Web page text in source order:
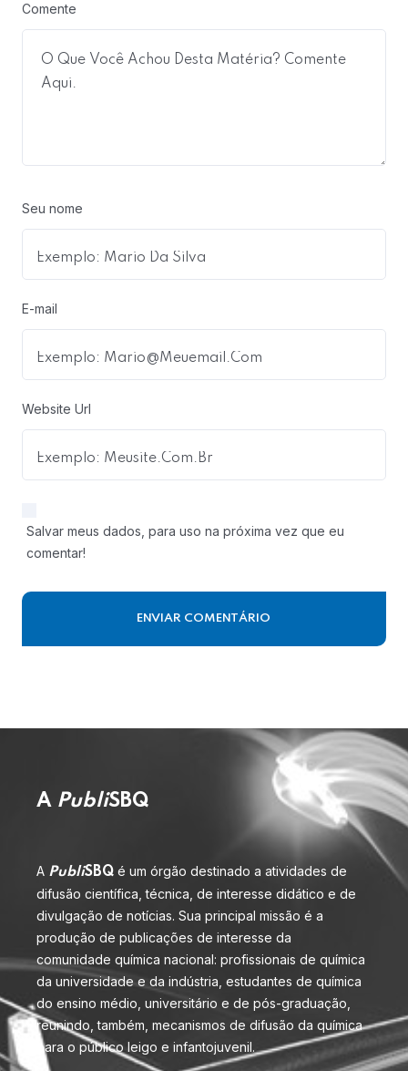
Comente
Seu nome
E-mail
Website Url
Salvar meus dados, para uso na próxima vez que eu
comentar!
A PubliSBQ
A PubliSBQ é um órgão destinado a atividades de
difusão científica, técnica, de interesse didático e de
divulgação de notícias. Sua principal missão é a
produção de publicações de interesse da
comunidade química nacional: profissionais de química
da universidade e da indústria, estudantes de química
do ensino médio, universitário e de pós-graduação,
reunindo, também, mecanismos de difusão da química
para o público leigo e infantojuvenil.